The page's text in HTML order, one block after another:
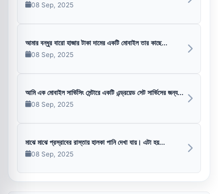
08 Sep, 2025
আমার বন্ধুর বারো হাজার টাকা দামের একটি মোবাইল তার কাছে...
08 Sep, 2025
আমি এক মোবাইল সার্ভিসিং সেন্টারে একটি এন্ড্রয়েড সেট সার্ভিসের জন্য...
08 Sep, 2025
মাঝে মাঝে প্রস্রাবের রাস্তায় হালকা পানি দেখা যায়। এটা হয়...
08 Sep, 2025